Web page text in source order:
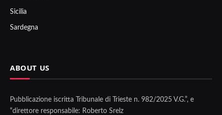
Sicilia
Sardegna
ABOUT US
Pubblicazione iscritta Tribunale di Trieste n. 982/2025 V.G.”, e
“direttore responsabile: Roberto Srelz